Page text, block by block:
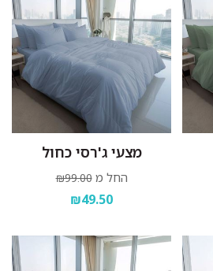
מצעי ג'רסי כחול
החל מ ₪99.00
₪49.50